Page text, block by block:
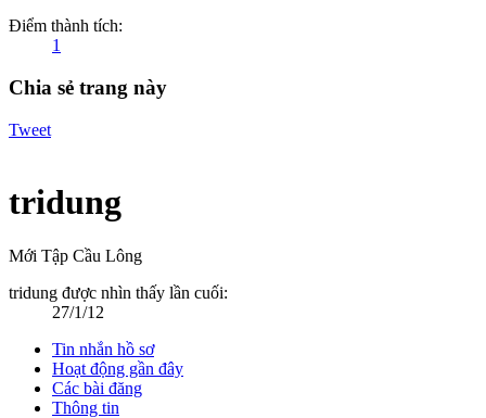
Điểm thành tích:
1
Chia sẻ trang này
Tweet
tridung
Mới Tập Cầu Lông
tridung được nhìn thấy lần cuối:
27/1/12
Tin nhắn hồ sơ
Hoạt động gần đây
Các bài đăng
Thông tin